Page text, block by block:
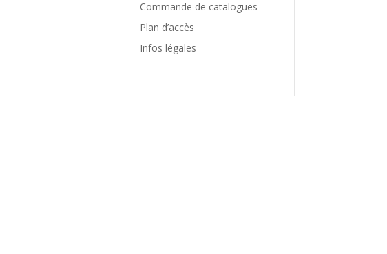
Commande de catalogues
Plan d’accès
Infos légales